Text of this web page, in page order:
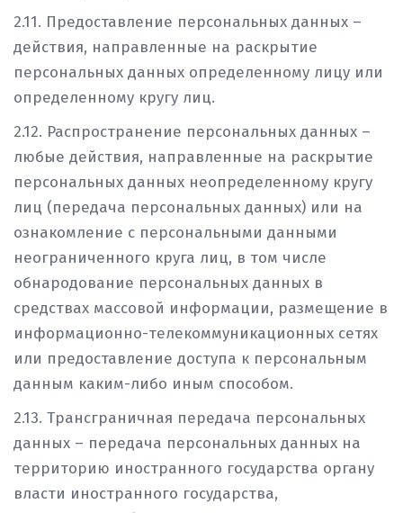
2.11. Предоставление персональных данных –
действия, направленные на раскрытие
персональных данных определенному лицу или
определенному кругу лиц.
2.12. Распространение персональных данных –
любые действия, направленные на раскрытие
персональных данных неопределенному кругу
лиц (передача персональных данных) или на
ознакомление с персональными данными
неограниченного круга лиц, в том числе
обнародование персональных данных в
средствах массовой информации, размещение в
информационно-телекоммуникационных сетях
или предоставление доступа к персональным
данным каким-либо иным способом.
2.13. Трансграничная передача персональных
данных – передача персональных данных на
территорию иностранного государства органу
власти иностранного государства,